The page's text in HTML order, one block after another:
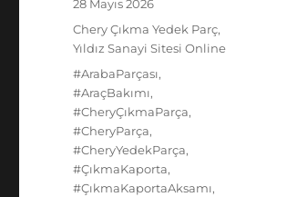
tarihi
28 Mayıs 2026
Kategoriler
Chery Çıkma Yedek Parç,
Yıldız Sanayi Sitesi Online
Etiketler
#ArabaParçası,
#AraçBakımı,
#CheryÇıkmaParça,
#CheryParça,
#CheryYedekParça,
#ÇıkmaKaporta,
#ÇıkmaKaportaAksamı,